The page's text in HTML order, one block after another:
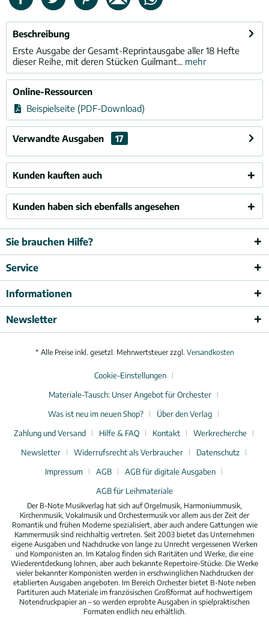
Beschreibung
Erste Ausgabe der Gesamt-Reprintausgabe aller 18 Hefte
dieser Reihe, mit deren Stücken Guilmant... mehr
Online-Ressourcen
Beispielseite (PDF-Download)
Verwandte Ausgaben 17
Kunden kauften auch
Kunden haben sich ebenfalls angesehen
Sie brauchen Hilfe?
Service
Informationen
Newsletter
* Alle Preise inkl. gesetzl. Mehrwertsteuer zzgl. Versandkosten
Cookie-Einstellungen
Materiale-Tausch: Unser Angebot für Orchester
Was ist neu im neuen Shop?
Über den Verlag
Zahlung und Versand
Hilfe & FAQ Kontakt
Werkrecherche
Newsletter
Widerrufsrecht als Verbraucher
Datenschutz
Impressum
AGB
AGB für digitale Ausgaben
AGB für Leihmateriale
Der B-Note Musikverlag hat sich auf Orgelmusik, Harmoniummusik,
Kirchenmusik, Vokalmusik und Orchestermusik vor allem aus der Zeit der
Romantik und frühen Moderne spezialisiert, aber auch andere Gattungen wie
Kammermusik sind reichhaltig vertreten. Seit 2003 bietet das Unternehmen
eigene Ausgaben und Nachdrucke von lange zu Unrecht vergessenen Werken
und Komponisten an. Im Katalog finden sich Raritäten und Werke, die eine
Wiederentdeckung lohnen, aber auch bekannte Repertoire-Stücke. Die Werke
vieler bekannter Komponisten werden in erschwinglichen Nachdrucken der
etablierten Ausgaben angeboten. Im Bereich Orchester bietet B-Note neben
Partituren auch Materiale im französischen Großformat auf hochwertigem
Notendruckpapier an – so werden erprobte Ausgaben in spielpraktischen
Formaten endlich neu erhältlich.